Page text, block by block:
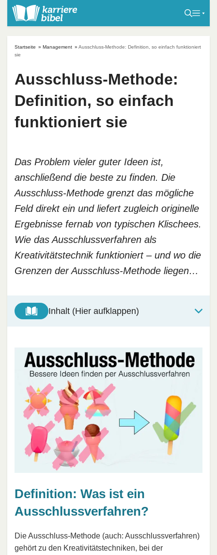
Startseite » Management » Ausschluss-Methode: Definition, so einfach funktioniert
sie
Ausschluss-Methode:
Definition, so einfach
funktioniert sie
Das Problem vieler guter Ideen ist,
anschließend die beste zu finden. Die
Ausschluss-Methode grenzt das mögliche
Feld direkt ein und liefert zugleich originelle
Ergebnisse fernab von typischen Klischees.
Wie das Ausschlussverfahren als
Kreativitätstechnik funktioniert – und wo die
Grenzen der Ausschluss-Methode liegen…
Inhalt (Hier aufklappen)
Definition: Was ist ein
Ausschlussverfahren?
Die Ausschluss-Methode (auch: Ausschlussverfahren)
gehört zu den Kreativitätstechniken, bei der